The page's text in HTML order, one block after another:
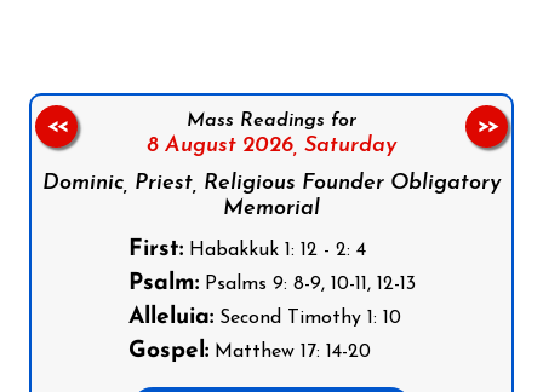
Mass Readings for
8 August 2026, Saturday
Dominic, Priest, Religious Founder Obligatory
Memorial
First:Habakkuk 1: 12 - 2: 4
Psalm:Psalms 9: 8-9, 10-11, 12-13
Alleluia:Second Timothy 1: 10
Gospel:Matthew 17: 14-20
<< >>